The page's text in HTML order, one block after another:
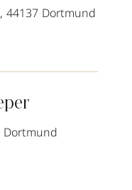
44137 Dortmund
Dortmund